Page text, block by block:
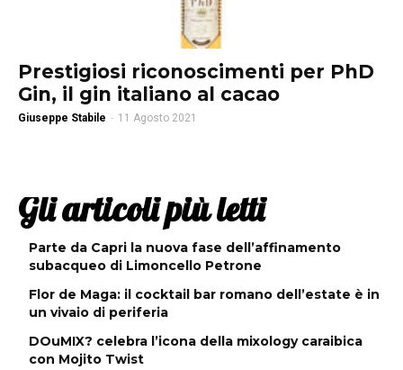
Prestigiosi riconoscimenti per PhD
Gin, il gin italiano al cacao
Giuseppe Stabile - 11 Agosto 2021
Gli articoli più letti
Parte da Capri la nuova fase dell’affinamento
subacqueo di Limoncello Petrone
Flor de Maga: il cocktail bar romano dell’estate è in
un vivaio di periferia
DOuMIX? celebra l’icona della mixology caraibica
con Mojito Twist